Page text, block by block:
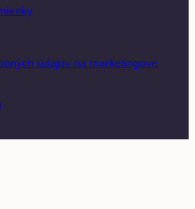
údajov na marketingové